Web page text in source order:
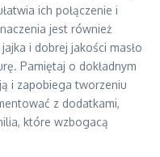
ich połączenie i
jest również
i dobrej jakości masło
Pamiętaj o dokładnym
i zapobiega tworzeniu
z dodatkami,
które wzbogacą